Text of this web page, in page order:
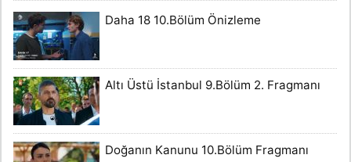
Daha 18 10.Bölüm Önizleme
Altı Üstü İstanbul 9.Bölüm 2. Fragmanı
Doğanın Kanunu 10.Bölüm Fragmanı